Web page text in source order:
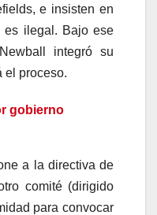
e insisten en
es ilegal. Bajo ese
integró su
el proceso.
gobierno
a la directiva de
comité (dirigido
para convocar